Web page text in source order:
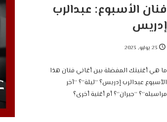
فنان الأسبوع: عبدالرب
إدريس
23 يوليو, 2023
‎ما هي أغنيتك المفضلة بين أغاني فنان هذا
الأسبوع عبدالرب إدريس؟ ‎”ليلة”؟ “آخر
مراسيله”؟ “جيران”؟ أم أغنية أخرى؟